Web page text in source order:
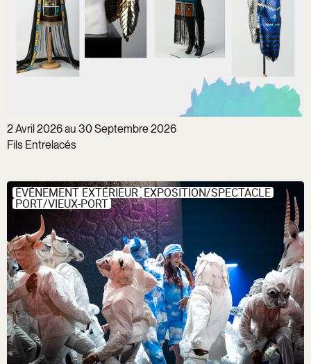
2 Avril 2026 au 30 Septembre 2026
Fils Entrelacés
ÉVÉNEMENT EXTÉRIEUR EXPOSITION/SPECTACLE
PORT/VIEUX-PORT